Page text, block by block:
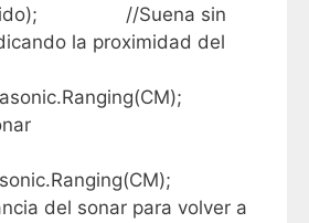
//Suena sin
la proximidad del
del sonar para volver a